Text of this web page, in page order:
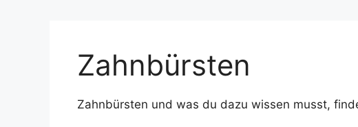
Zahnbürsten
Zahnbürsten und was du dazu wissen musst,